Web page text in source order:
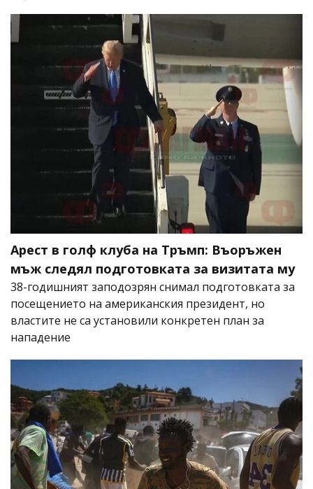
Арест в голф клуба на Тръмп: Въоръжен
мъж следял подготовката за визитата му
38-годишният заподозрян снимал подготовката за
посещението на американския президент, но
властите не са установили конкретен план за
нападение